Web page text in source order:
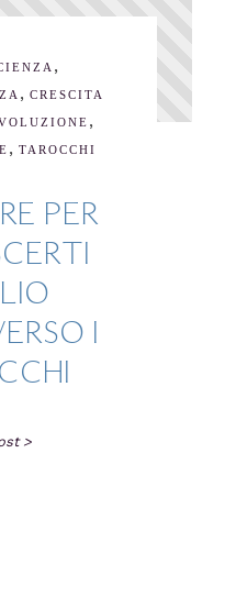
,
, CRESCITA
,
, TAROCCHI
PER
I
>